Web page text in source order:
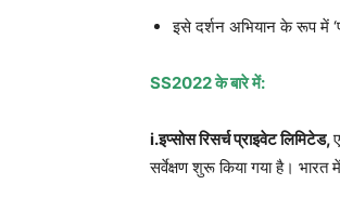
इसे दर्शन अभियान के रूप में
SS2022 के बारे में:
i.इप्सोस रिसर्च प्राइवेट लिमिटेड,
सर्वेक्षण शुरू किया गया है। भारत